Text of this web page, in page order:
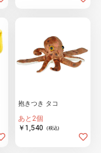
抱きつき タコ
あと2個
￥1,540
(税込)